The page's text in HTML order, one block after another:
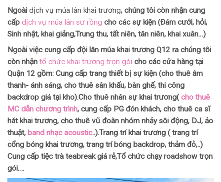
Ngoài dịch vụ múa lân khai trương, chúng tôi còn nhận cung
cấp dịch vụ múa lân sư rồng cho các sự kiện (Đám cưới, hỏi,
Sinh nhật, khai giảng,Trung thu, tất niên, tân niên, khai xuân…)
Ngoài việc cung cấp đội lân múa khai trương Q12 ra chúng tôi
còn nhận tổ chức khai trương trọn gói cho các cửa hàng tại
Quận 12 gồm: Cung cấp trang thiết bị sự kiện (cho thuê âm
thanh- ánh sáng, cho thuê sân khấu, bàn ghế, thi công
backdrop giá tại kho).Cho thuê nhân sự khai trương(cho thuê
MC dẫn chương trình, cung cấp PG đón khách, cho thuê ca sĩ
hát khai trương, cho thuê vũ đoàn nhóm nhảy sôi động, DJ, ảo
thuật, band nhạc acoustic..).Trang trí khai trương ( trang trí
cổng bóng khai trương, trang trí bóng backdrop, thảm đỏ,..)
Cung cấp tiệc trà teabreak giá rẻ,Tổ chức chạy roadshow trọn
gói….